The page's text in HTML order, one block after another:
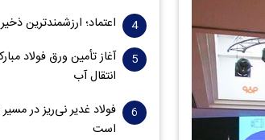
اعتماد؛ ارزشمندترین
آغاز تأمین ورق فولاد
انتقال آب
فولاد غدیر نی‌ریز در
است